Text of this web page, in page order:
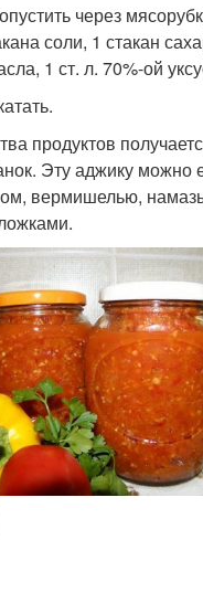
через
соли, 1 стакан
1 ст. л. 70%-ой
продуктов
Эту аджику можно
вермишелью,